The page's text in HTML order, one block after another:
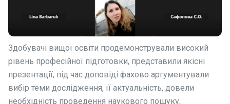
Здобувачі вищої освіти продемонстрували високий
рівень професійної підготовки, представили якісні
презентації, під час доповіді фахово аргументували
вибір теми дослідження, її актуальність, довели
необхідність проведення наукового пошуку,